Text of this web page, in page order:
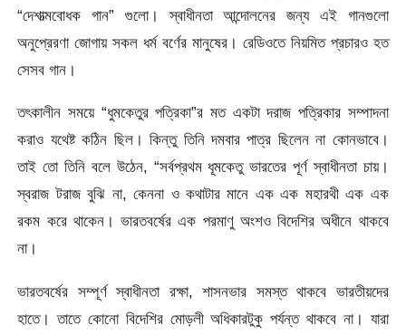
“দেশাত্মবোধক গান” গুলো। স্বাধীনতা আন্দোলনের জন্য এই গানগুলো
অনুপ্রেরণা জোগায় সকল ধর্ম বর্ণের মানুষের। রেডিওতে নিয়মিত প্রচারও হত
সেসব গান।
তৎকালীন সময়ে “ধুমকেতুর পত্রিকা”র মত একটা দরাজ পত্রিকার সম্পাদনা
করাও যথেষ্ট কঠিন ছিল। কিন্তু তিনি দমবার পাত্র ছিলেন না কোনভাবে।
তাই তো তিনি বলে উঠেন, “সর্বপ্রথম ধূমকেতু ভারতের পূর্ণ স্বাধীনতা চায়।
স্বরাজ টরাজ বুঝি না, কেননা ও কথাটার মানে এক এক মহারথী এক এক
রকম করে থাকেন। ভারতবর্ষের এক পরমাণু অংশও বিদেশির অধীনে থাকবে
না।
ভারতবর্ষের সম্পূর্ণ স্বাধীনতা রক্ষা, শাসনভার সমস্ত থাকবে ভারতীয়দের
হাতে। তাতে কোনো বিদেশির মোড়লী অধিকারটুকু পর্যন্ত থাকবে না। যারা